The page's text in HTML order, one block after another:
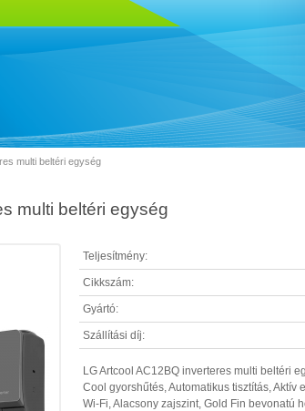
multi beltéri egység
multi beltéri egység
Teljesítmény:
Cikkszám:
Gyártó:
Szállítási díj:
LG Artcool AC12BQ inverteres multi beltéri
Cool gyorshűtés, Automatikus tisztítás,
Wi-Fi, Alacsony zajszint, Gold Fin bevonatú